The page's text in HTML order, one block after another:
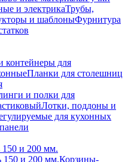
и электрикаТрубы,
и шаблоныФурнитура
контейнеры для
Планки для столешниц
и полки для
Лотки, поддоны и
для кухонных
и 200 мм.
150 и 200 мм.Корзины-